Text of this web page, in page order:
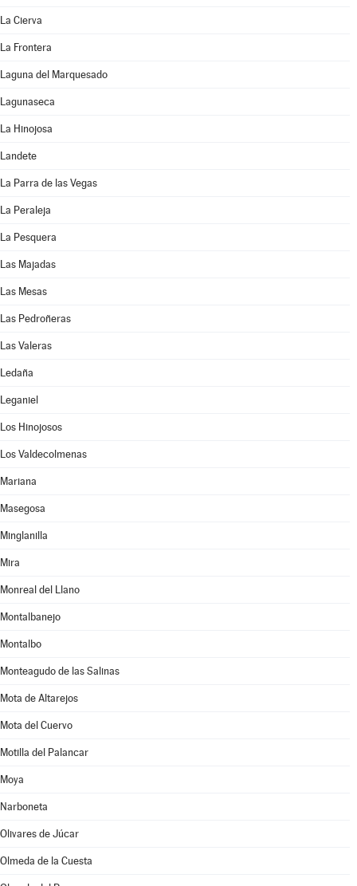
La Cierva
La Frontera
Laguna del Marquesado
Lagunaseca
La Hinojosa
Landete
La Parra de las Vegas
La Peraleja
La Pesquera
Las Majadas
Las Mesas
Las Pedroñeras
Las Valeras
Ledaña
Leganiel
Los Hinojosos
Los Valdecolmenas
Mariana
Masegosa
Minglanilla
Mira
Monreal del Llano
Montalbanejo
Montalbo
Monteagudo de las Salinas
Mota de Altarejos
Mota del Cuervo
Motilla del Palancar
Moya
Narboneta
Olivares de Júcar
Olmeda de la Cuesta